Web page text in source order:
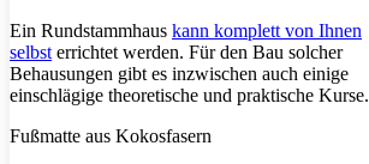
Ein Rundstammhaus kann komplett von Ihnen
selbst errichtet werden. Für den Bau solcher
Behausungen gibt es inzwischen auch einige
einschlägige theoretische und praktische Kurse.
Fußmatte aus Kokosfasern